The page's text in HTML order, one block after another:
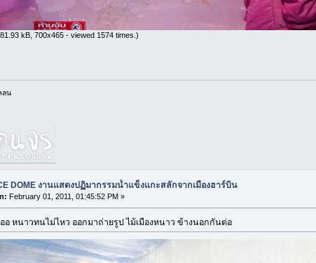
kB, 700x465 - viewed 1574 times.)
ลน
DOME งานแสดงปฏิมากรรมน้ำแข็งแกะสลักจากเมืองฮาร์บิน
February 01, 2011, 01:45:52 PM »
อ หนาวทนไม่ไหว ออกมาถ่ายรูป ไม้เมืองหนาว ข้างนอกกันต่อ